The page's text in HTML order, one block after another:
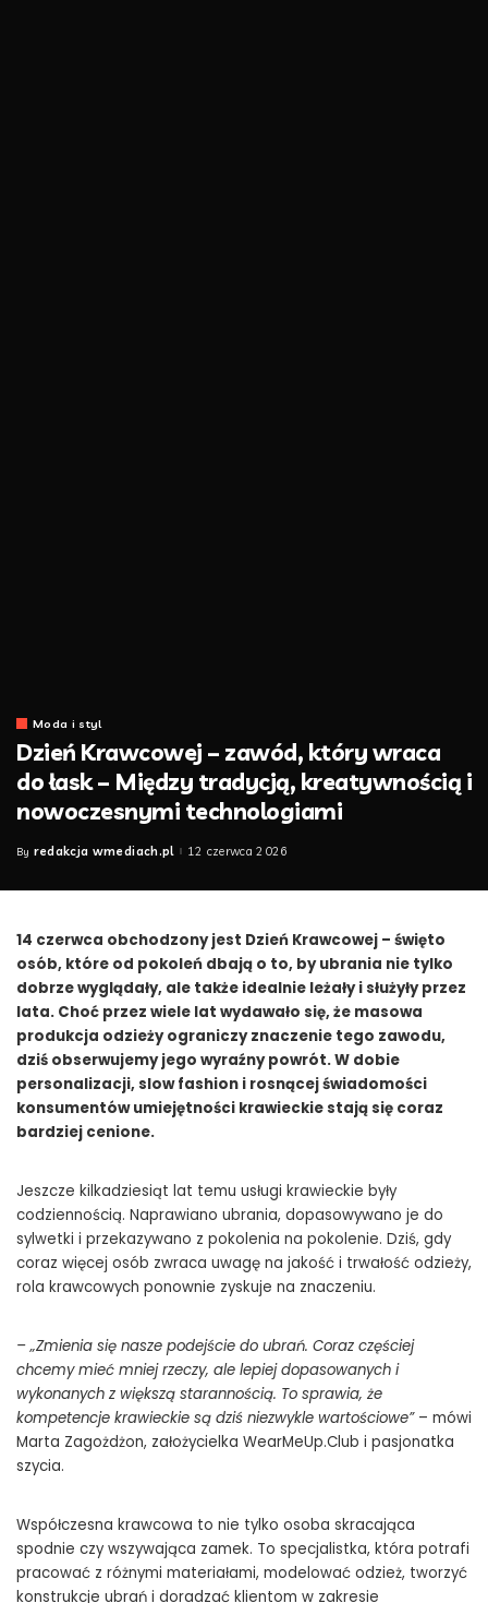
dzien-krawcowej-zawod-ktory-wraca-do-lask-miedzy-tradycja-
kreatywnoscia-i-nowoczesnymi-technologiami
Moda i styl
Dzień Krawcowej – zawód, który wraca
do łask – Między tradycją, kreatywnością i
nowoczesnymi technologiami
Posted
By redakcja wmediach.pl 12 czerwca 2026
14 czerwca obchodzony jest Dzień Krawcowej – święto
osób, które od pokoleń dbają o to, by ubrania nie tylko
dobrze wyglądały, ale także idealnie leżały i służyły przez
lata. Choć przez wiele lat wydawało się, że masowa
produkcja odzieży ograniczy znaczenie tego zawodu,
dziś obserwujemy jego wyraźny powrót. W dobie
personalizacji, slow fashion i rosnącej świadomości
konsumentów umiejętności krawieckie stają się coraz
bardziej cenione.
Jeszcze kilkadziesiąt lat temu usługi krawieckie były
codziennością. Naprawiano ubrania, dopasowywano je do
sylwetki i przekazywano z pokolenia na pokolenie. Dziś, gdy
coraz więcej osób zwraca uwagę na jakość i trwałość odzieży,
rola krawcowych ponownie zyskuje na znaczeniu.
– „Zmienia się nasze podejście do ubrań. Coraz częściej
chcemy mieć mniej rzeczy, ale lepiej dopasowanych i
wykonanych z większą starannością. To sprawia, że
kompetencje krawieckie są dziś niezwykle wartościowe”– mówi
Marta Zagożdżon, założycielka WearMeUp.Club i pasjonatka
szycia.
Współczesna krawcowa to nie tylko osoba skracająca
spodnie czy wszywająca zamek. To specjalistka, która potrafi
pracować z różnymi materiałami, modelować odzież, tworzyć
konstrukcje ubrań i doradzać klientom w zakresie